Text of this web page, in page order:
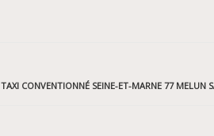
TAXI CONVENTIONNÉ SEINE-ET-MARNE 77 MELUN